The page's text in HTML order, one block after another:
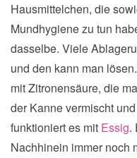
Hausmittelchen, die
Mundhygiene zu tun
dasselbe. Viele
und den kann man
mit Zitronensäure, die
der Kanne vermischt
funktioniert es mit Essig.
Nachhinein immer noch